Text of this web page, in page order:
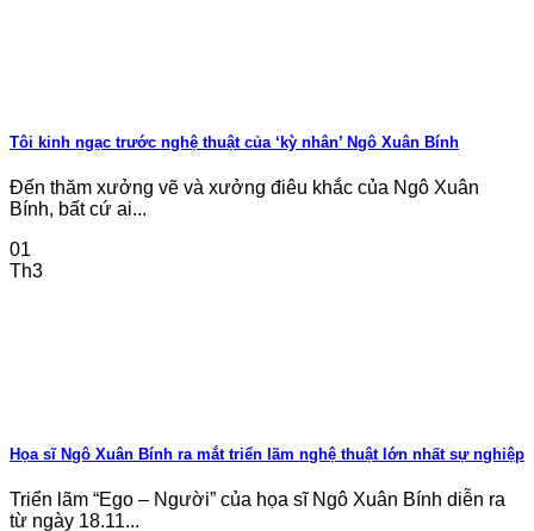
Tôi kinh ngạc trước nghệ thuật của ‘kỳ nhân’ Ngô Xuân Bính
Đến thăm xưởng vẽ và xưởng điêu khắc của Ngô Xuân
Bính, bất cứ ai...
01
Th3
Họa sĩ Ngô Xuân Bính ra mắt triển lãm nghệ thuật lớn nhất sự nghiệp
Triển lãm “Ego – Người” của họa sĩ Ngô Xuân Bính diễn ra
từ ngày 18.11...